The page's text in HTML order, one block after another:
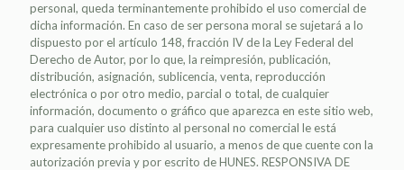
personal, queda terminantemente prohibido el uso comercial de
dicha información. En caso de ser persona moral se sujetará a lo
dispuesto por el artículo 148, fracción IV de la Ley Federal del
Derecho de Autor, por lo que, la reimpresión, publicación,
distribución, asignación, sublicencia, venta, reproducción
electrónica o por otro medio, parcial o total, de cualquier
información, documento o gráfico que aparezca en este sitio web,
para cualquier uso distinto al personal no comercial le está
expresamente prohibido al usuario, a menos de que cuente con la
autorización previa y por escrito de HUNES. RESPONSIVA DE